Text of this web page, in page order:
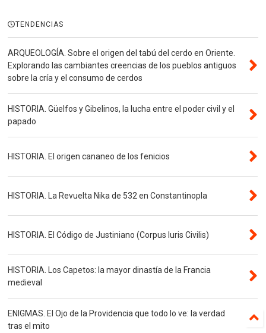
TENDENCIAS
ARQUEOLOGÍA. Sobre el origen del tabú del cerdo en Oriente.
Explorando las cambiantes creencias de los pueblos antiguos
sobre la cría y el consumo de cerdos
HISTORIA. Güelfos y Gibelinos, la lucha entre el poder civil y el
papado
HISTORIA. El origen cananeo de los fenicios
HISTORIA. La Revuelta Nika de 532 en Constantinopla
HISTORIA. El Código de Justiniano (Corpus Iuris Civilis)
HISTORIA. Los Capetos: la mayor dinastía de la Francia
medieval
ENIGMAS. El Ojo de la Providencia que todo lo ve: la verdad
tras el mito